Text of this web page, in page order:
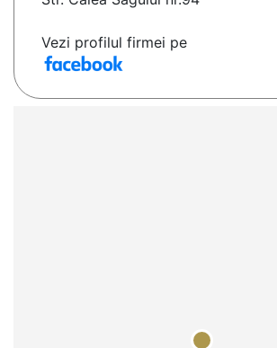
Vezi profilul firmei pe